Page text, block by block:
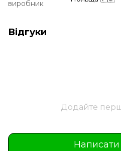
виробник
Відгуки
Додайте
Написати